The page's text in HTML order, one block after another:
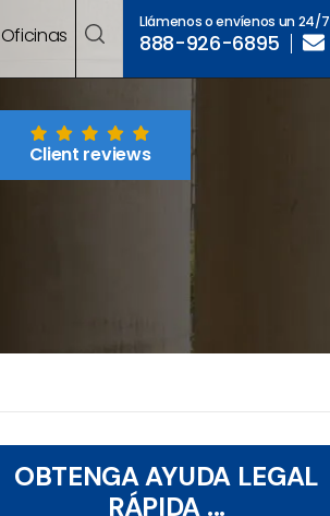
Oficinas
Llámenos o envíenos un 24/7
888-926-6895
Client reviews
OBTENGA AYUDA LEGAL
RÁPIDA ...